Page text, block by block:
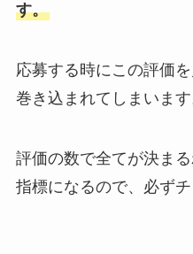
す。
応募する時にこの評価
巻き込まれてしまいます
評価の数で全てが決ま
指標になるので、必ずチ